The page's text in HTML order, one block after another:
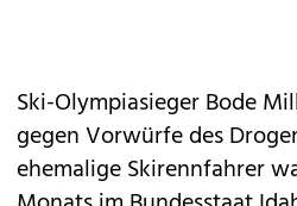
Ski-Olympiasieger Bode
gegen Vorwürfe des
ehemalige Skirennfahrer